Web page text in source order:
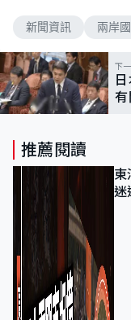
新聞資訊 兩岸
下
推薦閱讀
東
迷